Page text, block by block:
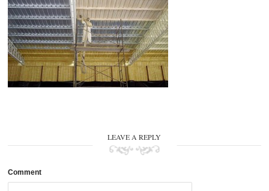
LEAVE A REPLY
Comment